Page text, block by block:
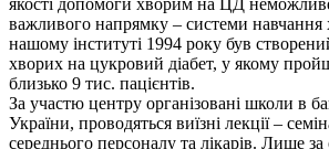
важливого напрямку – системи
нашому інституті 1994 року був
хворих на цукровий діабет, у якому
близько 9 тис. пацієнтів.
За участю центру організовані школи в
України, проводяться виїзні лекції –
середнього персоналу та лікарів. Лише за